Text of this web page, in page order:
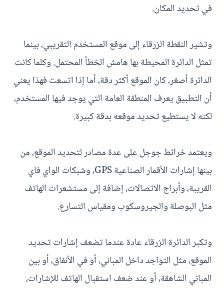
في تحديد المكان.
وتشير النقطة الزرقاء إلى موقع المستخدم التقريبي، بينما
تمثل الدائرة المحيطة بها هامش الخطأ المحتمل. وكلما كانت
الدائرة أصغر، كان الموقع أكثر دقة، أما إذا اتسعت فهذا يعني
أن التطبيق يعرف المنطقة العامة التي يوجد فيها المستخدم،
لكنه لا يستطيع تحديد موقعه بدقة كبيرة.
ويعتمد خرائط جوجل على عدة مصادر لتحديد الموقع، من
بينها إشارات الأقمار الصناعية GPS، وشبكات الواي فاي
القريبة، وأبراج الاتصالات، إضافة إلى مستشعرات الهاتف
مثل البوصلة والجيروسكوب ومقياس التسارع.
وتكبر الدائرة الزرقاء عادة عندما تضعف إشارات تحديد
الموقع، مثل التواجد داخل المباني، أو في الأنفاق، أو بين
المباني الشاهقة، أو عند ضعف استقبال الهاتف للإشارات،